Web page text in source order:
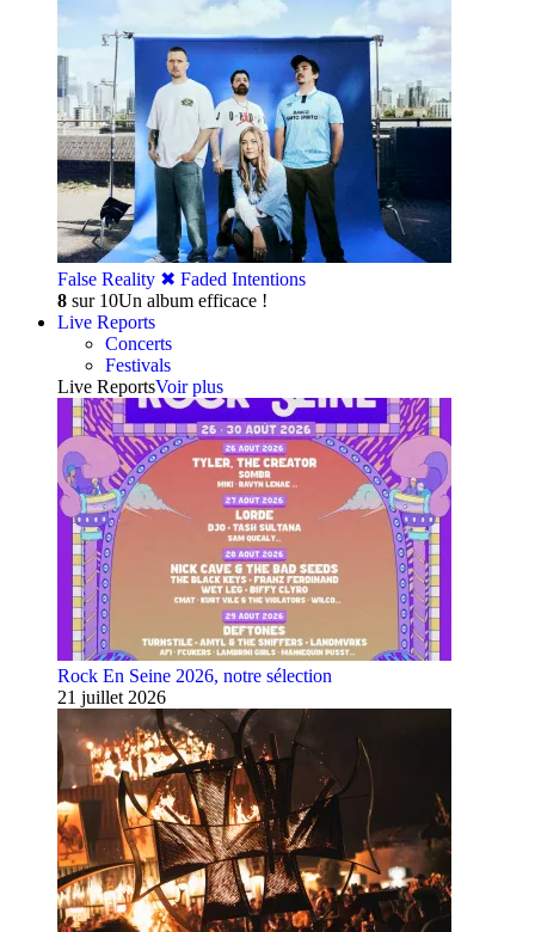
False Reality ✖︎ Faded Intentions
8 sur 10Un album efficace !
Live Reports
Concerts
Festivals
Live ReportsVoir plus
Rock En Seine 2026, notre sélection
21 juillet 2026